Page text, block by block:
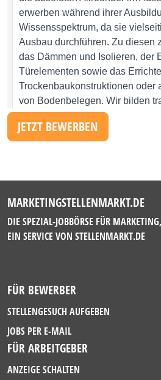
JETZT BEWERBEN
MARKETINGSTELLENMARKT.DE
DIE SPEZIAL-JOBBÖRSE FÜR
EIN SERVICE VON STELLENMARKT.DE
FÜR BEWERBER
STELLENGESUCH AUFGEBEN
JOBS PER E-MAIL
FÜR ARBEITGEBER
ANZEIGE SCHALTEN